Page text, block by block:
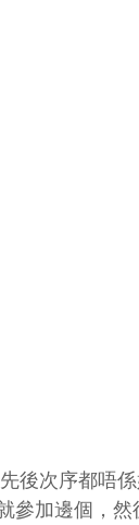
後次序都唔
參加邊個，